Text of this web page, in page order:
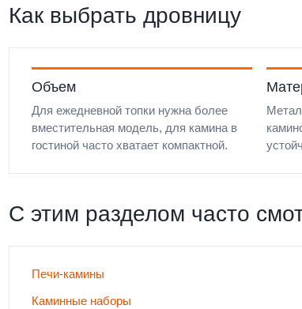
Как выбрать дровницу
Объем
Для ежедневной топки нужна более
вместительная модель, для камина в
гостиной часто хватает компактной.
С этим разделом часто
Печи-камины
Каминные наборы